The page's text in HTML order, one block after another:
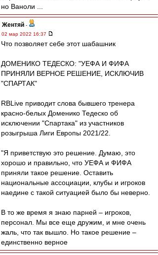
но Ваноли ...
Жентяй -
02 мар 2022 16:37
Что позволяет себе этот шабашник
ДОМЕНИКО ТЕДЕСКО: "УЕФА И ФИФА
ПРИНЯЛИ ВЕРНОЕ РЕШЕНИЕ, ИСКЛЮЧИВ
"СПАРТАК"
RBLive приводит слова бывшего тренера
красно-белых Доменико Тедеско об
исключении "Спартака" из участников
розыгрыша Лиги Европы 2021/22.
"Я приветствую это решение. Думаю, это
хорошо и правильно, что УЕФА и ФИФА
приняли такое решение. Оставить
национальные ассоциации, клубы и игроков
наедине с такой ситуацией было бы неверно.
В то же время я знаю парней – игроков,
персонал. Мы все еще дружим, и мне очень
жаль, что так вышло. Но такое решение –
единственно верное